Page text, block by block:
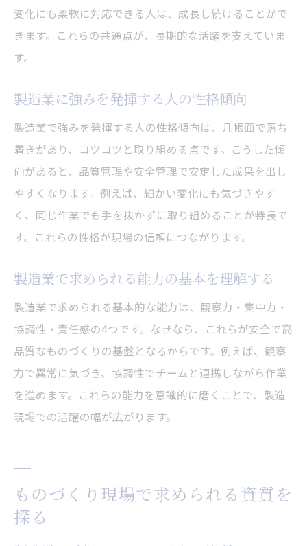
製造業に向いているかの適性チェック方法
製造業で評価される成長意欲を持つ秘訣
製造業の現場で役立つ自己分析方法
自分が製造業に向いているか知るヒント集
製造業に向いているか自己診断するコツ
製造業に合う人の共通する行動パターン
製造業の適性判断で注目すべきポイント
製造業で自分の適性を見極める質問集
製造業を考える人へ役立つヒントまとめ
製造業に向かない人の特徴から適性を考える
製造業に向かない人の特徴を具体的に解説
製造業に不向きな傾向とその理由について
製造業でミスマッチを防ぐための考え方
製造業で向いていない人の対策も紹介
変化にも柔軟に対応できる人は、成長し続けることがで
きます。これらの共通点が、長期的な活躍を支えていま
す。
製造業に強みを発揮する人の性格傾向
製造業で強みを発揮する人の性格傾向は、几帳面で落ち
着きがあり、コツコツと取り組める点です。こうした傾
向があると、品質管理や安全管理で安定した成果を出し
やすくなります。例えば、細かい変化にも気づきやす
く、同じ作業でも手を抜かずに取り組めることが特長で
す。これらの性格が現場の信頼につながります。
製造業で求められる能力の基本を理解する
製造業で求められる基本的な能力は、観察力・集中力・
協調性・責任感の4つです。なぜなら、これらが安全で高
品質なものづくりの基盤となるからです。例えば、観察
力で異常に気づき、協調性でチームと連携しながら作業
を進めます。これらの能力を意識的に磨くことで、製造
現場での活躍の幅が広がります。
ものづくり現場で求められる資質を
探る